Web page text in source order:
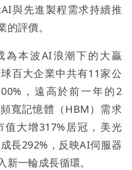
與先進製程需求持續推
評價。
為本波AI浪潮下的大贏
百大企業中共有11家公
，遠高於前一年的2
寬記憶體（HBM）需求
值大增317%居冠，美光
長292%，反映AI伺服器
一輪成長循環。